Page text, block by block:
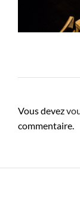
Vous devez
commentaire.